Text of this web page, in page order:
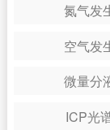
氮气发
空气发
微量分
ICP光